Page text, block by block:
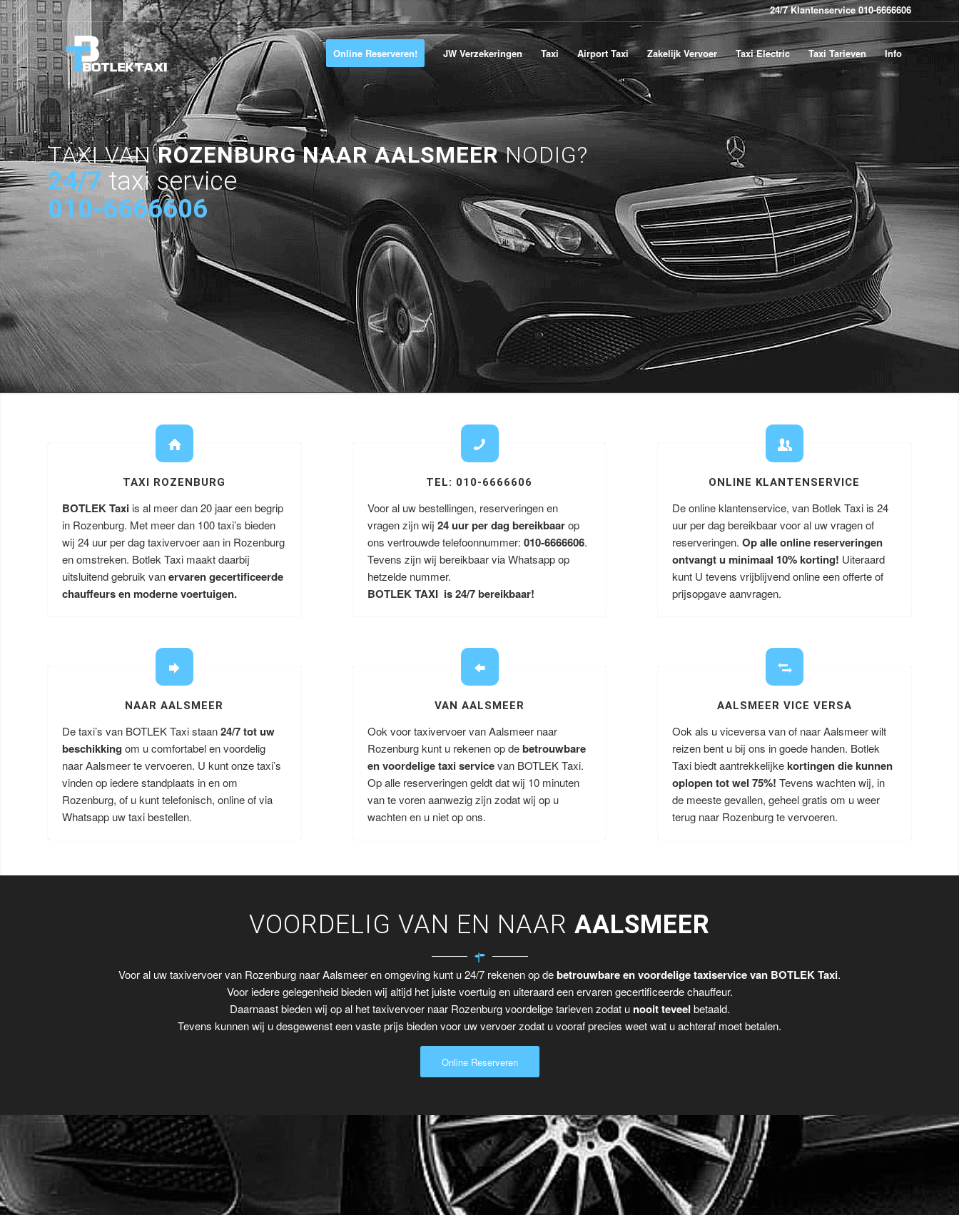
24/7 Klantenservice 010-6666606
Online Reserveren! JW Verzekeringen Taxi Airport Taxi Zakelijk Vervoer Taxi Electric Taxi Tarieven Info
TAXI VANROZENBURG NAAR AALSMEERNODIG?
24/7 taxi service
010-6666606
TAXI ROZENBURG
BOTLEK Taxi is al meer dan 20 jaar een begrip
in Rozenburg. Met meer dan 100 taxi’s bieden
wij 24 uur per dag taxivervoer aan in Rozenburg
en omstreken. Botlek Taxi maakt daarbij
uitsluitend gebruik vanervaren gecertificeerde
chauffeurs en moderne voertuigen.
TEL: 010-6666606
Voor al uw bestellingen, reserveringen en
vragen zijn wij 24 uur per dag bereikbaarop
ons vertrouwde telefoonnummer: 010-6666606.
Tevens zijn wij bereikbaar via Whatsapp op
hetzelde nummer.
BOTLEK TAXI is 24/7 bereikbaar!
ONLINE KLANTENSERVICE
De online klantenservice, van Botlek Taxi is 24
uur per dag bereikbaar voor al uw vragen of
reserveringen.Op alle online reserveringen
ontvangt u minimaal 10% korting! Uiteraard
kunt U tevens vrijblijvend online een offerte of
prijsopgave aanvragen.
NAAR AALSMEER
De taxi’s van BOTLEK Taxi staan24/7 tot uw
beschikking om u comfortabel en voordelig
naar Aalsmeer te vervoeren. U kunt onze taxi’s
vinden op iedere standplaats in en om
Rozenburg, of u kunt telefonisch, online of via
Whatsapp uw taxi bestellen.
VAN AALSMEER
Ook voor taxivervoer van Aalsmeer naar
Rozenburg kunt u rekenen op debetrouwbare
en voordelige taxi servicevan BOTLEK Taxi.
Op alle reserveringen geldt dat wij 10 minuten
van te voren aanwezig zijn zodat wij op u
wachten en u niet op ons.
AALSMEER VICE VERSA
Ook als u viceversa van of naar Aalsmeer wilt
reizen bent u bij ons in goede handen. Botlek
Taxi biedt aantrekkelijkekortingen die kunnen
oplopen tot wel 75%!Tevens wachten wij, in
de meeste gevallen, geheel gratis om u weer
terug naar Rozenburg te vervoeren.
VOORDELIG VAN EN NAAR AALSMEER
Voor al uw taxivervoer van Rozenburg naar Aalsmeer en omgeving kunt u 24/7 rekenen op debetrouwbare en voordelige taxiservice van BOTLEK Taxi.
Voor iedere gelegenheid bieden wij altijd het juiste voertuig en uiteraard een ervaren gecertificeerde chauffeur.
Daarnaast bieden wij op al het taxivervoer naar Rozenburg voordelige tarieven zodat u nooit teveel betaald.
Tevens kunnen wij u desgewenst een vaste prijs bieden voor uw vervoer zodat u vooraf precies weet wat u achteraf moet betalen.
Online Reserveren